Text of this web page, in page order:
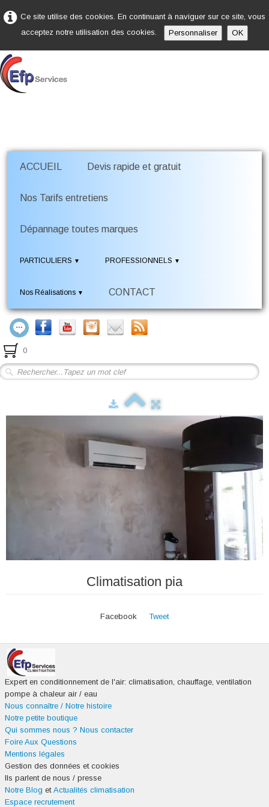
Ce site utilise des cookies. En continuant à naviguer sur ce site, vous
acceptez notre utilisation des cookies.
Personnaliser OK
ACCUEIL Devis rapide et gratuit
Nos Tarifs entretiens
Dépannage toutes marques
PARTICULIERS ▼ PROFESSIONNELS ▼
Nos Réalisations ▼ CONTACT
0
Climatisation pia
Facebook Tweet
Expert en conditionnement de l'air: climatisation, chauffage, ventilation
pompe à chaleur air / eau
Nous connaître / Notre histoire
Notre petite boutique
Qui sommes nous ? Nous contacter
Foire Aux Questions
Mentions légales
Gestion des données et cookies
Ils parlent de nous / presse
Notre Blog et Actualités climatisation
Espace recrutement